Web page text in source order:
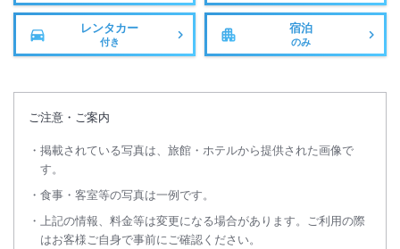
レンタカー
付き
宿泊
のみ
ご注意・ご案内
掲載されている写真は、旅館・ホテルから提供された画像で
す。
食事・客室等の写真は一例です。
上記の情報、料金等は変更になる場合があります。ご利用の際
はお客様ご自身で事前にご確認ください。